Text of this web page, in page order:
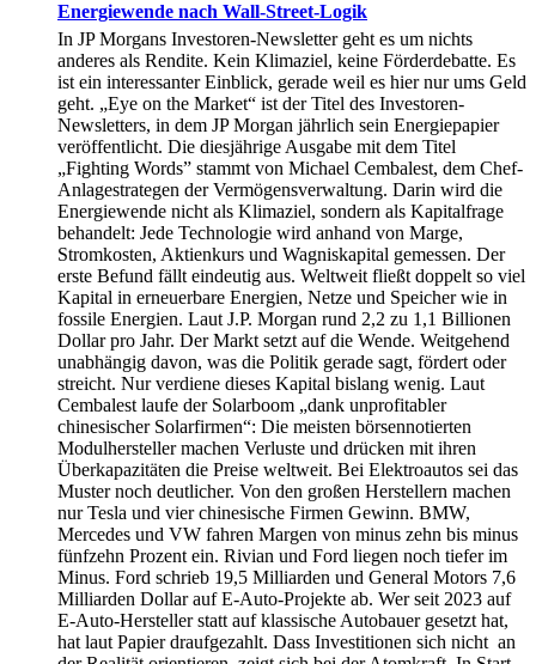
Energiewende nach Wall-Street-Logik
In JP Morgans Investoren-Newsletter geht es um nichts
anderes als Rendite. Kein Klimaziel, keine Förderdebatte. Es
ist ein interessanter Einblick, gerade weil es hier nur ums Geld
geht. „Eye on the Market“ ist der Titel des Investoren-
Newsletters, in dem JP Morgan jährlich sein Energiepapier
veröffentlicht. Die diesjährige Ausgabe mit dem Titel
„Fighting Words” stammt von Michael Cembalest, dem Chef-
Anlagestrategen der Vermögensverwaltung. Darin wird die
Energiewende nicht als Klimaziel, sondern als Kapitalfrage
behandelt: Jede Technologie wird anhand von Marge,
Stromkosten, Aktienkurs und Wagniskapital gemessen. Der
erste Befund fällt eindeutig aus. Weltweit fließt doppelt so viel
Kapital in erneuerbare Energien, Netze und Speicher wie in
fossile Energien. Laut J.P. Morgan rund 2,2 zu 1,1 Billionen
Dollar pro Jahr. Der Markt setzt auf die Wende. Weitgehend
unabhängig davon, was die Politik gerade sagt, fördert oder
streicht. Nur verdiene dieses Kapital bislang wenig. Laut
Cembalest laufe der Solarboom „dank unprofitabler
chinesischer Solarfirmen“: Die meisten börsennotierten
Modulhersteller machen Verluste und drücken mit ihren
Überkapazitäten die Preise weltweit. Bei Elektroautos sei das
Muster noch deutlicher. Von den großen Herstellern machen
nur Tesla und vier chinesische Firmen Gewinn. BMW,
Mercedes und VW fahren Margen von minus zehn bis minus
fünfzehn Prozent ein. Rivian und Ford liegen noch tiefer im
Minus. Ford schrieb 19,5 Milliarden und General Motors 7,6
Milliarden Dollar auf E-Auto-Projekte ab. Wer seit 2023 auf
E-Auto-Hersteller statt auf klassische Autobauer gesetzt hat,
hat laut Papier draufgezahlt. Dass Investitionen sich nicht an